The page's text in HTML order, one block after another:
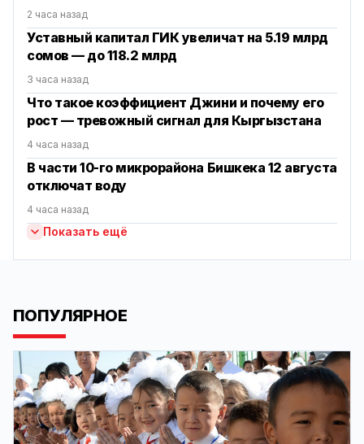
2 часа назад
Уставный капитал ГИК увеличат на 5.19 млрд
сомов — до 118.2 млрд
3 часа назад
Что такое коэффициент Джини и почему его
рост — тревожный сигнал для Кыргызстана
4 часа назад
В части 10-го микрорайона Бишкека 12 августа
отключат воду
4 часа назад
Показать ещё
ПОПУЛЯРНОЕ